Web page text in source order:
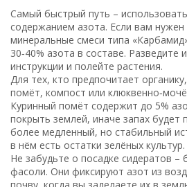
Самый быстрый путь –
содержанием азота. Если вам
минеральные смеси типа
30‑40% азота в составе. Разведите
инструкции и полейте растения.
Для тех, кто предпочитает
помёт, компост или
Куринный помёт содержит до 5%
покрыть землей, иначе запах
более медленный, но стабильный
в нём есть остатки зелёных культур.
Не забудьте о посадке сидератов –
фасоли. Они фиксируют азот из